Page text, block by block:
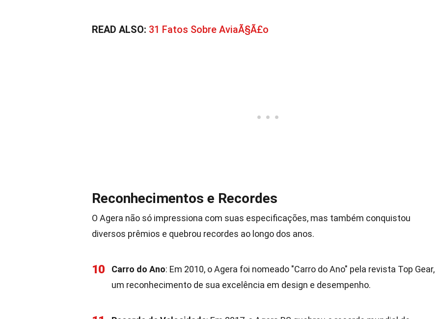
READ ALSO: 31 Fatos Sobre AviaÃ§Ã£o
Reconhecimentos e Recordes
O Agera não só impressiona com suas especificações, mas também conquistou
diversos prêmios e quebrou recordes ao longo dos anos.
10 Carro do Ano: Em 2010, o Agera foi nomeado "Carro do Ano" pela revista Top Gear,
um reconhecimento de sua excelência em design e desempenho.